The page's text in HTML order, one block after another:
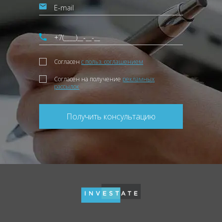
Согласен с польз. соглашением
Согласен на получение рекламных
рассылок
Получить консультацию